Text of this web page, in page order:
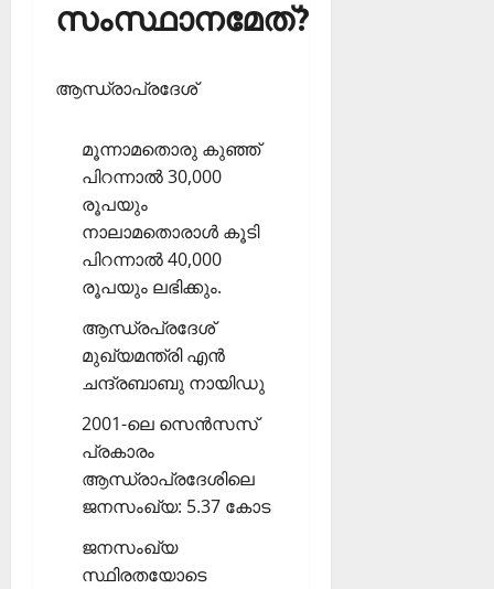
സംസ്ഥാനമേത്?
ആന്ധ്രാപ്രദേശ്
മൂന്നാമതൊരു കുഞ്ഞ്
പിറന്നാല്‍ 30,000
രൂപയും
നാലാമതൊരാള്‍ കൂടി
പിറന്നാല്‍ 40,000
രൂപയും ലഭിക്കും.
ആന്ധ്രപ്രദേശ്
മുഖ്യമന്ത്രി എന്‍
ചന്ദ്രബാബു നായിഡു
2001-ലെ സെന്‍സസ്
പ്രകാരം
ആന്ധ്രാപ്രദേശിലെ
ജനസംഖ്യ: 5.37 കോട
ജനസംഖ്യ
സ്ഥിരതയോടെ